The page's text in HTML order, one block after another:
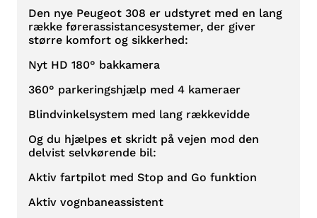
Den nye Peugeot 308 er udstyret med en lang
række førerassistancesystemer, der giver
større komfort og sikkerhed:
Nyt HD 180° bakkamera
360° parkeringshjælp med 4 kameraer
Blindvinkelsystem med lang rækkevidde
Og du hjælpes et skridt på vejen mod den
delvist selvkørende bil:
Aktiv fartpilot med Stop and Go funktion
Aktiv vognbaneassistent